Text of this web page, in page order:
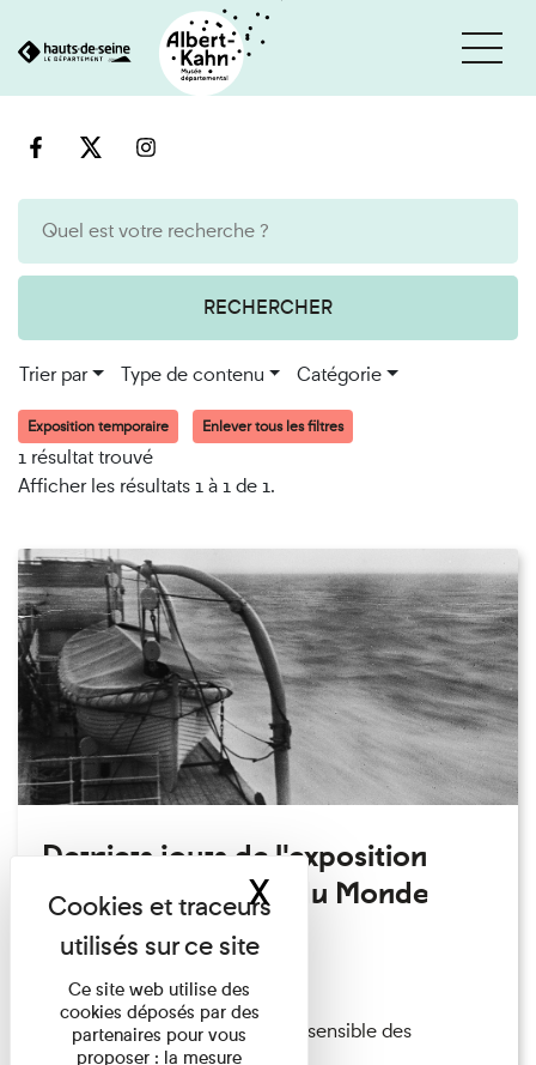
au
RECHERCHER
Trier par Type de contenu Catégorie
Exposition temporaire Enlever tous les filtres
1 résultat trouvé
Afficher les résultats 1 à 1 de 1.
Derniers jours de l'exposition
temporaire Autour du Monde
Exposition temporaire
14/12/2022
Embarquez dans une traversée sensible des
collections et explorez les ...
Cookies et traceurs utilisés sur ce site
Ce site web utilise des
cookies déposés par des
partenaires pour vous
proposer : la mesure
XMasquer le